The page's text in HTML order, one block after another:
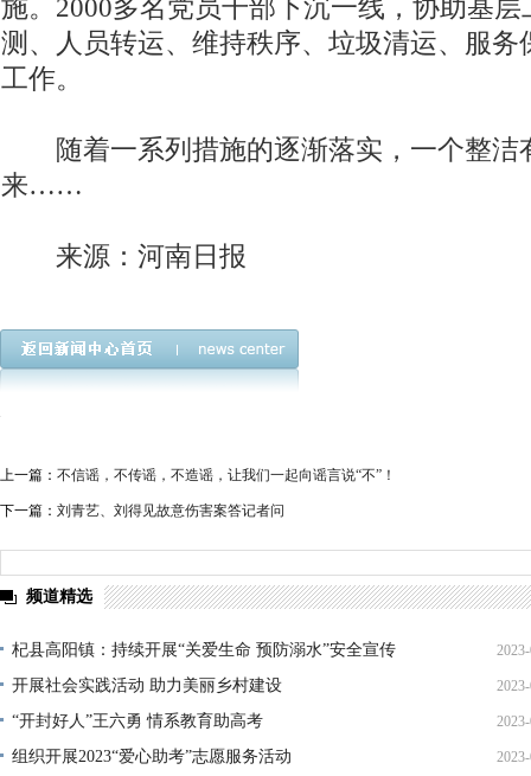
施。2000多名党员干部下沉一线，协助基
测、人员转运、维持秩序、垃圾清运、服务
工作。
随着一系列措施的逐渐落实，一个整洁
来……
来源：河南日报
上一篇： 不信谣，不传谣，不造谣，让我们一起向谣言说“不”！
下一篇： 刘青艺、刘得见故意伤害案答记者问
频道精选
杞县高阳镇：持续开展“关爱生命 预防溺水”安全宣传
开展社会实践活动 助力美丽乡村建设
“开封好人”王六勇 情系教育助高考
组织开展2023“爱心助考”志愿服务活动